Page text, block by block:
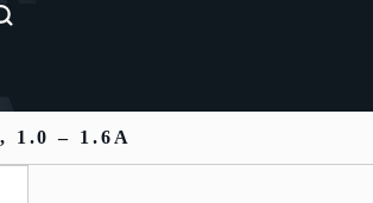
1.0 – 1.6A